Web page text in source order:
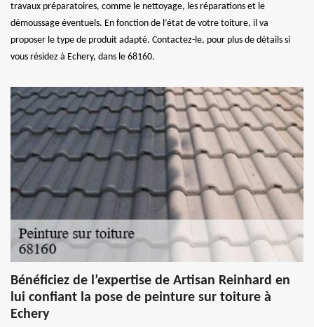
travaux préparatoires, comme le nettoyage, les réparations et le
démoussage éventuels. En fonction de l’état de votre toiture, il va
proposer le type de produit adapté. Contactez-le, pour plus de détails si
vous résidez à Echery, dans le 68160.
Bénéficiez de l’expertise de Artisan Reinhard en
lui confiant la pose de peinture sur toiture à
Echery